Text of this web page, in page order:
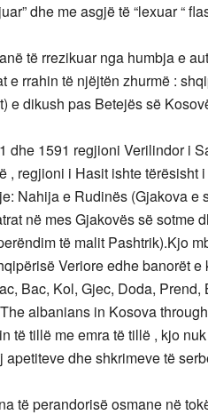
dhe me asgjë të “lexuar “
të rrezikuar nga humbja e
e rrahin të njëjtën zhurmë :
e dikush pas Betejës së
dhe 1591 regjioni Verilindor i
, regjioni i Hasit ishte tërësisht
Nahija e Rudinës (Gjakova e
në mes Gjakovës së sotme
të malit Pashtrik).Kjo
Veriore edhe banorët e
Bac, Kol, Gjec, Doda, Prend,
albanians in Kosova
të tillë me emra të tillë , kjo
dhe shkrimeve të
të perandorisë osmane në